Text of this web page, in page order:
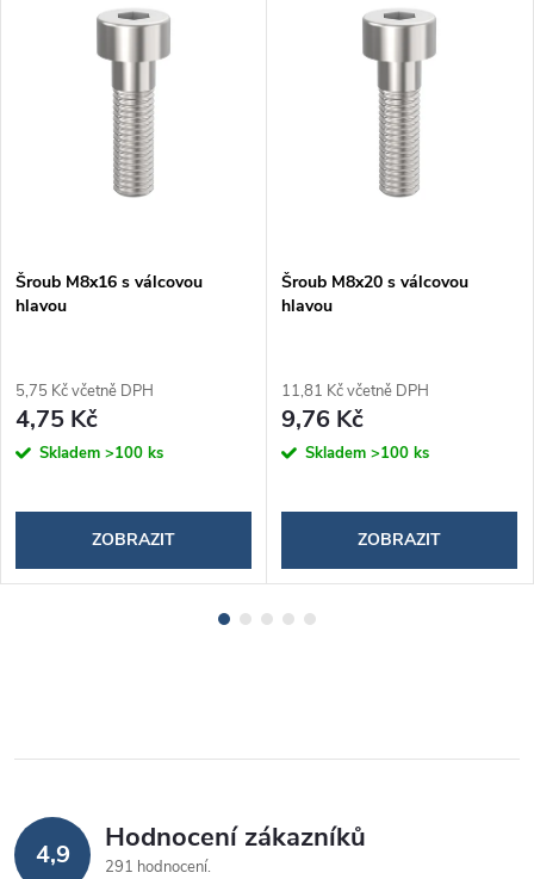
Šroub M8x16 s válcovou
hlavou
5,75 Kč včetně DPH
4,75 Kč
Skladem >100 ks
ZOBRAZIT
Šroub M8x20 s válcovou
hlavou
11,81 Kč včetně DPH
9,76 Kč
Skladem >100 ks
ZOBRAZIT
4,9 Hodnocení zákazníků
291 hodnocení